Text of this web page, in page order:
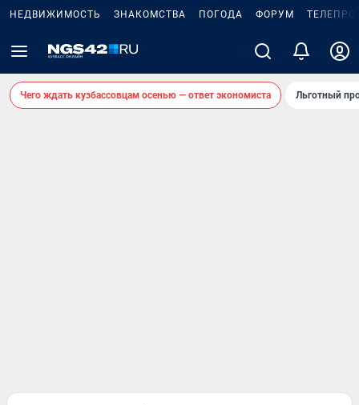
НЕДВИЖИМОСТЬ ЗНАКОМСТВА ПОГОДА ФОРУМ
Чего ждать кузбассовцам осенью — ответ экономиста Льготный